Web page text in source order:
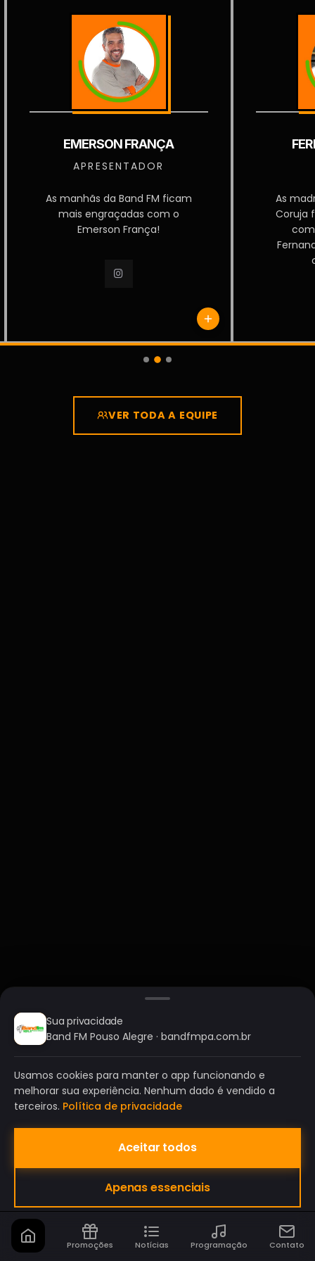
EMERSON FRANÇA
APRESENTADOR
As manhãs da Band FM ficam
mais engraçadas com o
Emerson França!
As
Coruja
VER TODA A EQUIPE
BAND FM POUSO ALEGRE
A SUA RÁDIO DO SEU JEITO!
Sua privacidade
Band FM Pouso Alegre · bandfmpa.com.br
Usamos cookies para manter o app funcionando e
melhorar sua experiência. Nenhum dado é vendido a
terceiros. Política de privacidade
Aceitar todos
Apenas essenciais
Promoções Notícias Programação Contato